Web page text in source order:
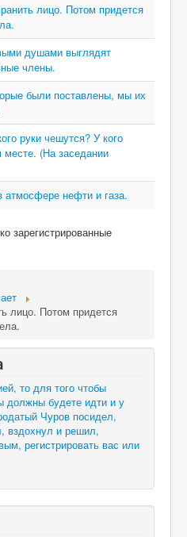
лицо. Потом придется
душами выглядят
члены.
были поставлены, мы их
руки чешутся? У кого
(На заседании
нефти и газа.
зарегистрированные
лицо. Потом придется
то для того чтобы
должны будете идти и у
Чуров посидел,
вздохнул и решил,
регистрировать вас или